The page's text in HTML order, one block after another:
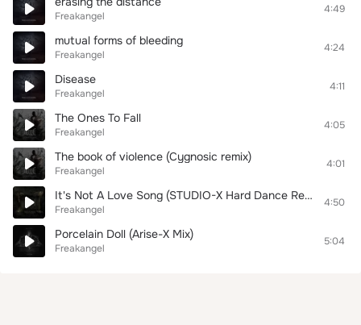
Freakangel
4:49
mutual forms of bleeding
Freakangel
4:24
Disease
Freakangel
4:11
The Ones To Fall
Freakangel
4:05
The book of violence (Cygnosic remix)
Freakangel
4:01
It's Not A Love Song (STUDIO-X Hard Dance Remix)
Freakangel
4:50
Porcelain Doll (Arise-X Mix)
Freakangel
5:04